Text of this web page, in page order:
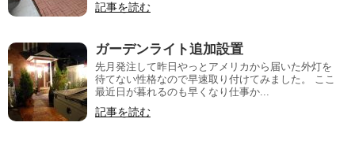
記事を読む
ガーデンライト追加設置
先月発注して昨日やっとアメリカから届いた外灯を
待てない性格なので早速取り付けてみました。 ここ
最近日が暮れるのも早くなり仕事か...
記事を読む